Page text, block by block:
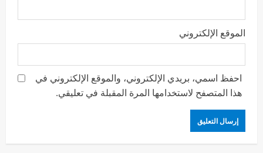
الموقع الإلكتروني
احفظ اسمي، بريدي الإلكتروني، والموقع الإلكتروني في
هذا المتصفح لاستخدامها المرة المقبلة في تعليقي.